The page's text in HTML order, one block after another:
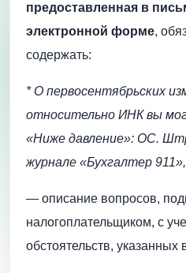
предоставленная в
электронной форме,
содержать:
* О первосентябрьских
относительно ИНК вы
«Ниже давление»: ОС.
журнале «Бухгалтер
— описание вопросов,
налогоплательщиком, с
обстоятельств, указанных